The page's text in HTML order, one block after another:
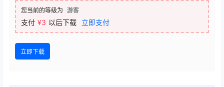
您当前的等级为 游客
支付 ¥3 以后下载 立即支付
立即下载